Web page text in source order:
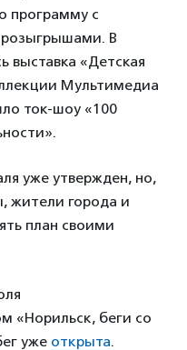
программу с
В
выставка «Детская
Мультимедиа
ток-шоу «100
уже утвержден, но,
жители города и
план своими
«Норильск, беги со
уже открыта.